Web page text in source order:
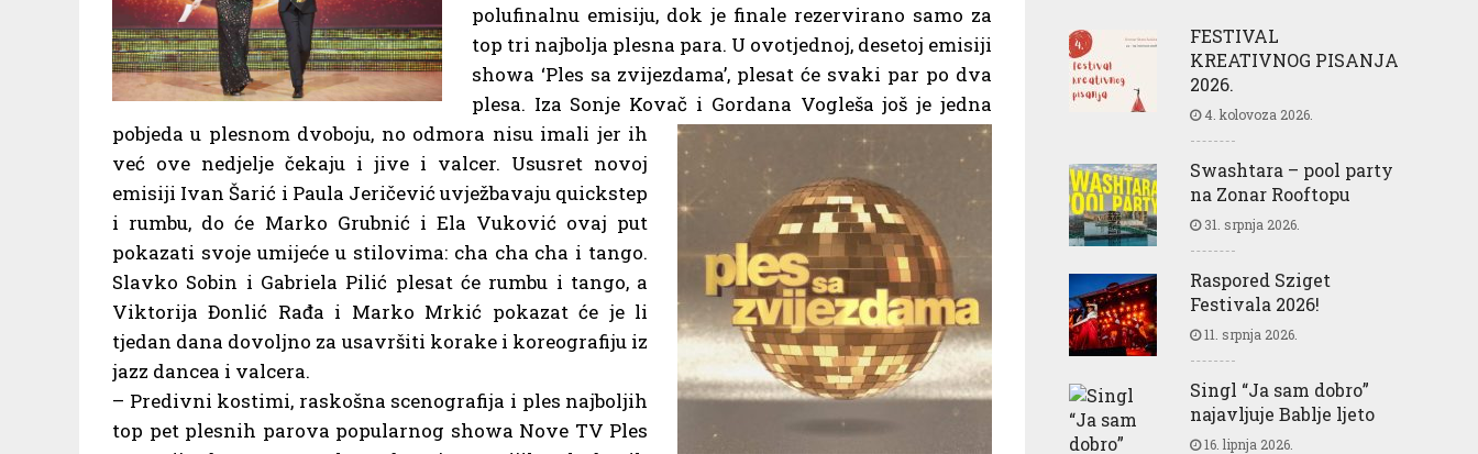
polufinalnu emisiju, dok je finale rezervirano samo za
top tri najbolja plesna para. U ovotjednoj, desetoj emisiji
showa ‘Ples sa zvijezdama’, plesat će svaki par po dva
plesa. Iza Sonje Kovač i Gordana Vogleša još je jedna
pobjeda u plesnom dvoboju, no odmora nisu imali jer ih
već ove nedjelje čekaju i jive i valcer. Ususret novoj
emisiji Ivan Šarić i Paula Jeričević uvježbavaju quickstep
i rumbu, do će Marko Grubnić i Ela Vuković ovaj put
pokazati svoje umijeće u stilovima: cha cha cha i tango.
Slavko Sobin i Gabriela Pilić plesat će rumbu i tango, a
Viktorija Đonlić Rađa i Marko Mrkić pokazat će je li
tjedan dana dovoljno za usavršiti korake i koreografiju iz
jazz dancea i valcera.
– Predivni kostimi, raskošna scenografija i ples najboljih
top pet plesnih parova popularnog showa Nove TV Ples
FESTIVAL
KREATIVNOG PISANJA
2026.
4. kolovoza 2026.
Swashtara – pool party
na Zonar Rooftopu
31. srpnja 2026.
Raspored Sziget
Festivala 2026!
11. srpnja 2026.
Singl “Ja sam dobro”
najavljuje Bablje ljeto
16. lipnja 2026.